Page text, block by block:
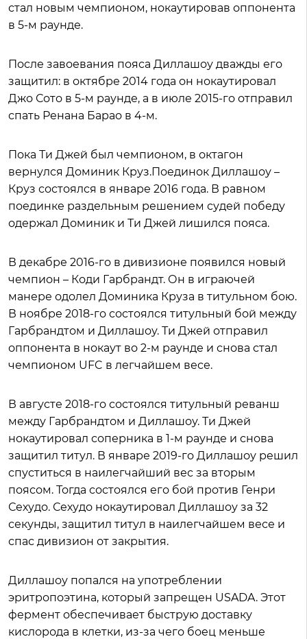
стал новым чемпионом, нокаутировав оппонента
в 5-м раунде.
После завоевания пояса Диллашоу дважды его
защитил: в октябре 2014 года он нокаутировал
Джо Сото в 5-м раунде, а в июле 2015-го отправил
спать Ренана Барао в 4-м.
Пока Ти Джей был чемпионом, в октагон
вернулся Доминик Круз.Поединок Диллашоу –
Круз состоялся в январе 2016 года. В равном
поединке раздельным решением судей победу
одержал Доминик и Ти Джей лишился пояса.
В декабре 2016-го в дивизионе появился новый
чемпион – Коди Гарбрандт. Он в играючей
манере одолел Доминика Круза в титульном бою.
В ноябре 2018-го состоялся титульный бой между
Гарбрандтом и Диллашоу. Ти Джей отправил
оппонента в нокаут во 2-м раунде и снова стал
чемпионом UFC в легчайшем весе.
В августе 2018-го состоялся титульный реванш
между Гарбрандтом и Диллашоу. Ти Джей
нокаутировал соперника в 1-м раунде и снова
защитил титул. В январе 2019-го Диллашоу решил
спуститься в наилегчайший вес за вторым
поясом. Тогда состоялся его бой против Генри
Сехудо. Сехудо нокаутировал Диллашоу за 32
секунды, защитил титул в наилегчайшем весе и
спас дивизион от закрытия.
Диллашоу попался на употреблении
эритропоэтина, который запрещен USADA. Этот
фермент обеспечивает быструю доставку
кислорода в клетки, из-за чего боец меньше